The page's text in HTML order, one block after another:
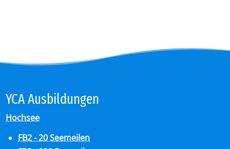
YCA Aus­bil­dun­gen
Hochsee
FB2 - 20 Seemeilen